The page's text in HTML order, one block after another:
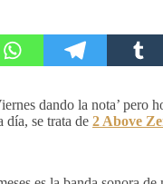
dando la nota’ pero
día, se trata de 2 Above